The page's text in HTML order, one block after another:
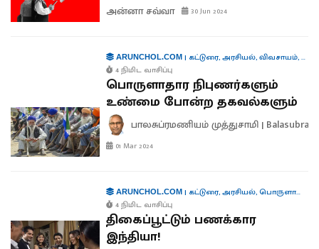
அன்னா சவ்வா 30 Jun 2024
ARUNCHOL.COM| கட்டுரை,அரசியல்,விவசாயம்,
4 நிமிட வாசிப்பு
பொருளாதார நிபுணர்களும்
உண்மை போன்ற தகவல்களும்
பாலசுப்ரமணியம் முத்துசாமி |
01 Mar 2024
ARUNCHOL.COM| கட்டுரை,அரசியல்,பொருளாதாரம்
4 நிமிட வாசிப்பு
திகைப்பூட்டும் பணக்கார
இந்தியா!